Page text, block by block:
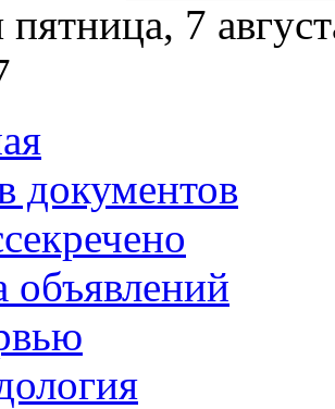
пятница, 7
документов
объявлений